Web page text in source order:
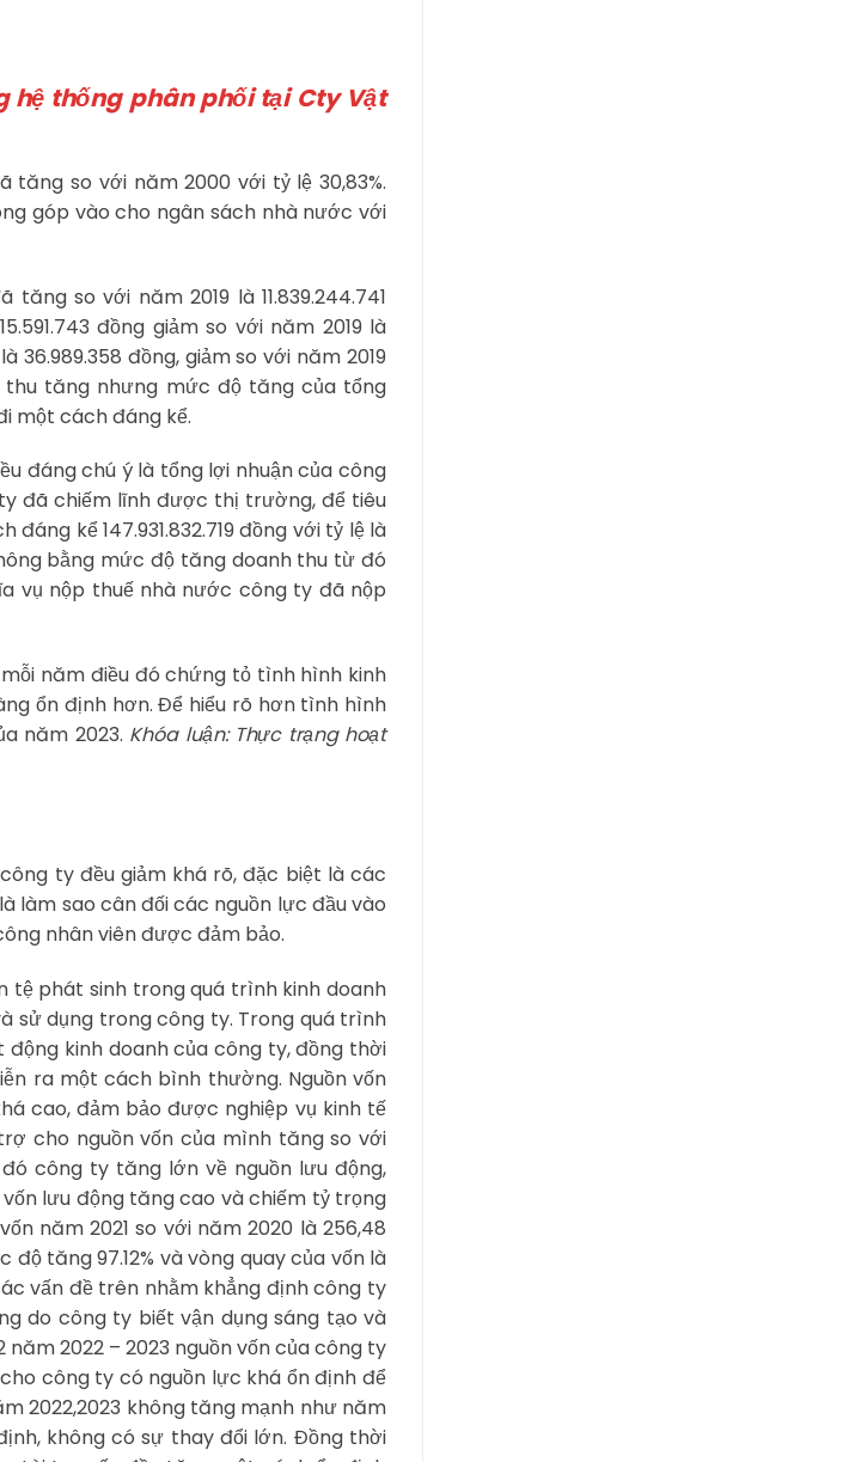
hệ thống phân phối tại Cty Vật
tăng so với năm 2000 với tỷ lệ 30,83%.
góp vào cho ngân sách nhà nước với
so với năm 2019 là 11.839.244.741
đồng giảm so với năm 2019 là
36.989.358 đồng, giảm so với năm 2019
thu tăng nhưng mức độ tăng của tổng
một cách đáng kể.
đáng chú ý là tổng lợi nhuận của công
ty đã chiếm lĩnh được thị trường, để tiêu
kể 147.931.832.719 đồng với tỷ lệ là
bằng mức độ tăng doanh thu từ đó
vụ nộp thuế nhà nước công ty đã nộp
năm điều đó chứng tỏ tình hình kinh
ổn định hơn. Để hiểu rõ hơn tình hình
năm 2023. Khóa luận: Thực trạng hoạt
ty đều giảm khá rõ, đặc biệt là các
làm sao cân đối các nguồn lực đầu vào
nhân viên được đảm bảo.
tệ phát sinh trong quá trình kinh doanh
sử dụng trong công ty. Trong quá trình
động kinh doanh của công ty, đồng thời
ra một cách bình thường. Nguồn vốn
cao, đảm bảo được nghiệp vụ kinh tế
cho nguồn vốn của mình tăng so với
công ty tăng lớn về nguồn lưu động,
vốn lưu động tăng cao và chiếm tỷ trọng
năm 2021 so với năm 2020 là 256,48
tăng 97.12% và vòng quay của vốn là
vấn đề trên nhằm khẳng định công ty
do công ty biết vận dụng sáng tạo và
2022 – 2023 nguồn vốn của công ty
công ty có nguồn lực khá ổn định để
2022,2023 không tăng mạnh như năm
không có sự thay đổi lớn. Đồng thời